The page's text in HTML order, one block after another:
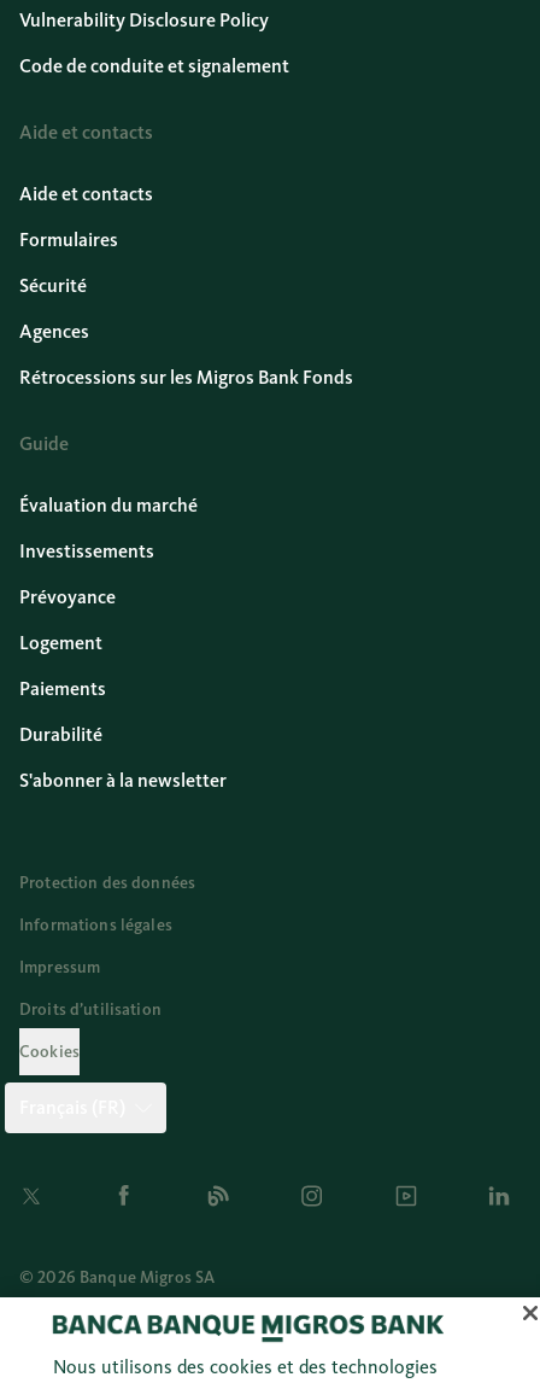
Vulnerability Disclosure Policy
Code de conduite et signalement
Aide et contacts
Aide et contacts
Formulaires
Sécurité
Agences
Rétrocessions sur les Migros Bank Fonds
Guide
Évaluation du marché
Investissements
Prévoyance
Logement
Paiements
Durabilité
S'abonner à la newsletter
Protection des données
Informations légales
Impressum
Droits d’utilisation
Cookies
Twitter Facebook Blog Instagram Youtube
© 2026 Banque Migros SA
Nous utilisons des cookies et des technologies